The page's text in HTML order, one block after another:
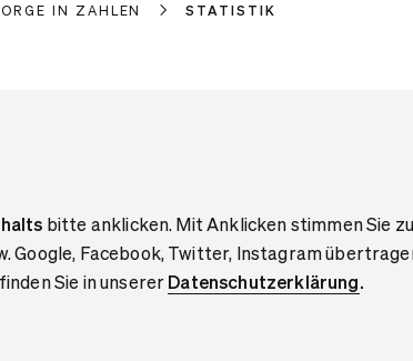
IN ZAHLEN STATISTIK
bitte anklicken. Mit Anklicken stimmen Sie
Google, Facebook, Twitter, Instagram
Sie in unsererDatenschutzerklärung.